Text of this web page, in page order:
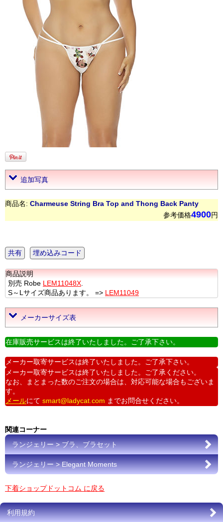
追加写真
商品名: Charmeuse String Bra Top and Thong Back Panty
参考価格4900円
共有 埋め込みコード
商品説明
別売 Robe LEM11048X
S～Lサイズ商品あります。 => LEM11049
メーカーサイズ表
在庫販売サービスは終了いたしました。ご了承下さい。
メーカー取寄サービスは終了いたしました。ご了承下さい。
メーカー取寄サービスは終了いたしました。ご了承ください。
なお、まとまった数のご注文の場合は、対応可能な場合もございま
す。
メールにて smart@ladycat.com までお問合せください。
関連コーナー
ランジェリー > ブラ、ブラセット
ランジェリー > Elegant Moments
下着ショップドットコム に戻る
利用規約